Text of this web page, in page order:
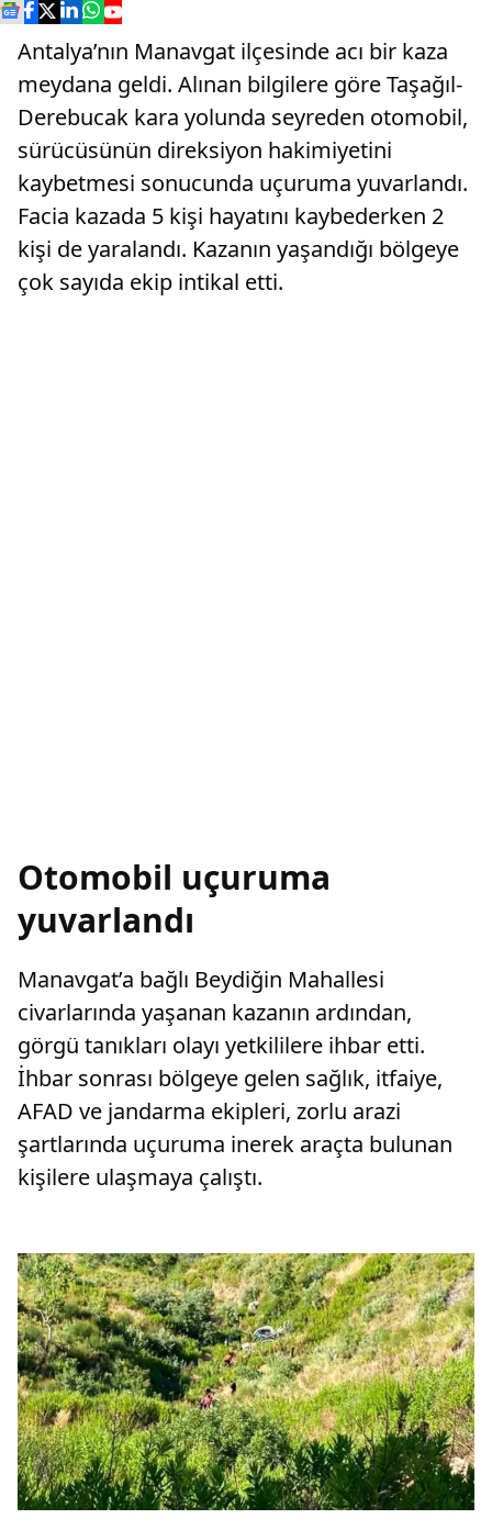
Antalya’nın Manavgat ilçesinde acı bir kaza
meydana geldi. Alınan bilgilere göre Taşağıl-
Derebucak kara yolunda seyreden otomobil,
sürücüsünün direksiyon hakimiyetini
kaybetmesi sonucunda uçuruma yuvarlandı.
Facia kazada 5 kişi hayatını kaybederken 2
kişi de yaralandı. Kazanın yaşandığı bölgeye
çok sayıda ekip intikal etti.
Otomobil uçuruma
yuvarlandı
Manavgat’a bağlı Beydiğin Mahallesi
civarlarında yaşanan kazanın ardından,
görgü tanıkları olayı yetkililere ihbar etti.
İhbar sonrası bölgeye gelen sağlık, itfaiye,
AFAD ve jandarma ekipleri, zorlu arazi
şartlarında uçuruma inerek araçta bulunan
kişilere ulaşmaya çalıştı.